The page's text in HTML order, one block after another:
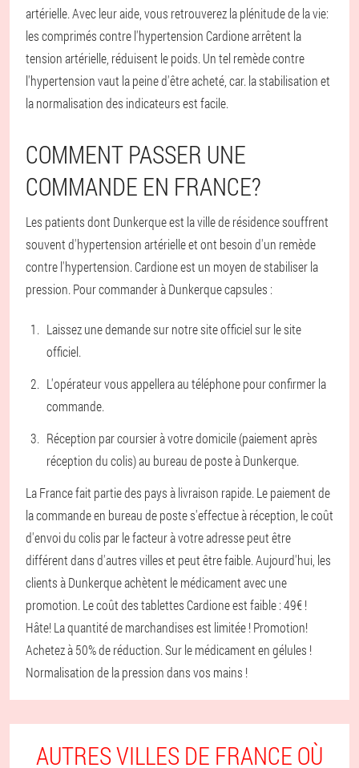
artérielle. Avec leur aide, vous retrouverez la plénitude de la vie:
les comprimés contre l'hypertension Cardione arrêtent la
tension artérielle, réduisent le poids. Un tel remède contre
l'hypertension vaut la peine d'être acheté, car. la stabilisation et
la normalisation des indicateurs est facile.
COMMENT PASSER UNE
COMMANDE EN FRANCE?
Les patients dont Dunkerque est la ville de résidence souffrent
souvent d'hypertension artérielle et ont besoin d'un remède
contre l'hypertension. Cardione est un moyen de stabiliser la
pression. Pour commander à Dunkerque capsules :
Laissez une demande sur notre site officiel sur le site
officiel.
L'opérateur vous appellera au téléphone pour confirmer la
commande.
Réception par coursier à votre domicile (paiement après
réception du colis) au bureau de poste à Dunkerque.
La France fait partie des pays à livraison rapide. Le paiement de
la commande en bureau de poste s'effectue à réception, le coût
d'envoi du colis par le facteur à votre adresse peut être
différent dans d'autres villes et peut être faible. Aujourd'hui, les
clients à Dunkerque achètent le médicament avec une
promotion. Le coût des tablettes Cardione est faible : 49€ !
Hâte! La quantité de marchandises est limitée ! Promotion!
Achetez à 50% de réduction. Sur le médicament en gélules !
Normalisation de la pression dans vos mains !
AUTRES VILLES DE FRANCE OÙ